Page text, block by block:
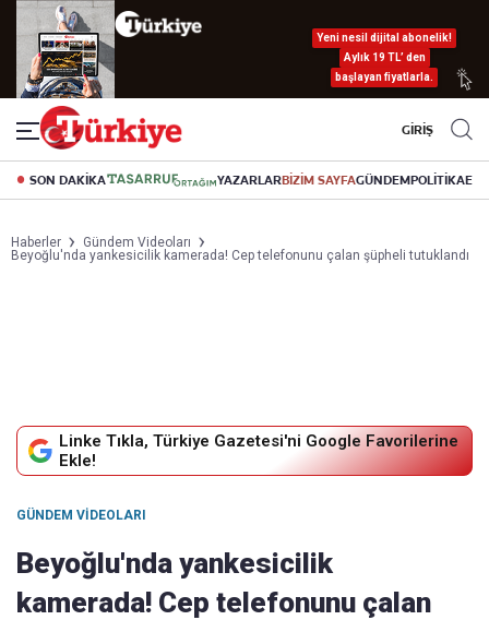
Yeni nesil dijital abonelik!
Aylık 19 TL’ den
başlayan fiyatlarla.
GİRİŞ
SON DAKİKA YAZARLARBİZİM SAYFAGÜNDEMPOLİTİKA
Haberler
Gündem Videoları
Beyoğlu'nda yankesicilik kamerada! Cep telefonunu çalan şüpheli tutuklandı
Linke Tıkla, Türkiye Gazetesi'ni Google Favorilerine
Ekle!
GÜNDEM VIDEOLARI
Beyoğlu'nda yankesicilik
kamerada! Cep telefonunu çalan